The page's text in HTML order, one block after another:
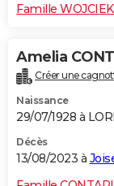
FORUM
Bricolage
Television
Famille
Amelia
Créer une
Naissance
29/07/1928 à
Décès
13/08/2023 à